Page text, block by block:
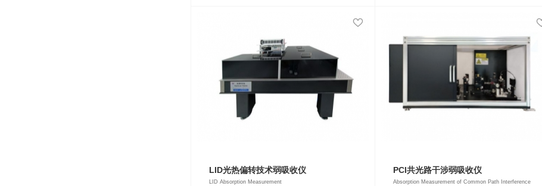
LID光热偏转技术弱吸收仪
LID Absorption Measurement
PCI共光路干涉弱吸收仪
Absorption Measurement of Common Path Interference